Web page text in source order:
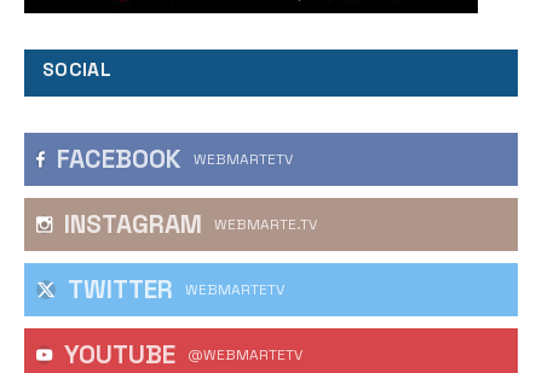
SOCIAL
FACEBOOK WEBMARTETV
INSTAGRAM WEBMARTE.TV
TWITTER WEBMARTETV
YOUTUBE @WEBMARTETV